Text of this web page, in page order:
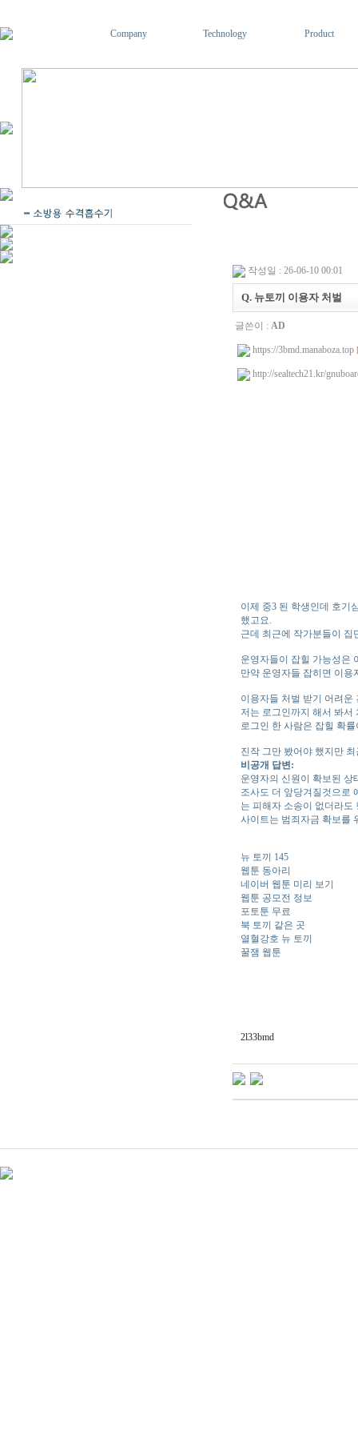
Company Technology Product
작성일 : 26-06-10 00:01
Q. 뉴토끼 이용자 처벌
글쓴이 : AD
https://3bmd.manaboza.top
http://sealtech21.kr/
이제 중3 된 학생인데 호기
했고요.
근데 최근에 작가분들이 집
운영자들이 잡힐 가능성은
만약 운영자들 잡히면 이용
이용자들 처벌 받기 어려운
저는 로그인까지 해서 봐서
로그인 한 사람은 잡힐 확
진작 그만 봤어야 했지만
비공개 답변:
운영자의 신원이 확보된
조사도 더 앞당겨질것으로
는 피해자 소송이 없더라
사이트는 범죄자금 확보를
뉴 토끼 145
웹툰 동아리
네이버 웹툰 미리 보기
웹툰 공모전 정보
포토툰 무료
북 토끼 같은 곳
열혈강호 뉴 토끼
꿀잼 웹툰
2l33bmd